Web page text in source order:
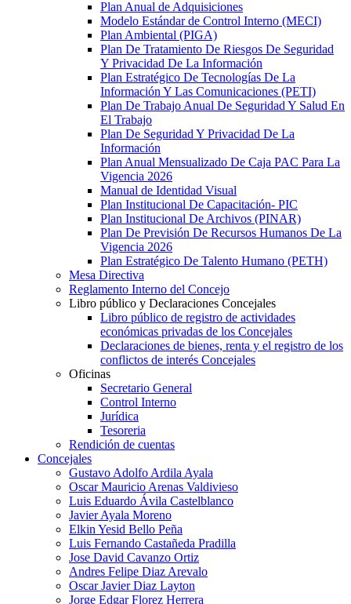
Plan Anual de Adquisiciones
Modelo Estándar de Control Interno (MECI)
Plan Ambiental (PIGA)
Plan De Tratamiento De Riesgos De Seguridad
Y Privacidad De La Información
Plan Estratégico De Tecnologías De La
Información Y Las Comunicaciones (PETI)
Plan De Trabajo Anual De Seguridad Y Salud En
El Trabajo
Plan De Seguridad Y Privacidad De La
Información
Plan Anual Mensualizado De Caja PAC Para La
Vigencia 2026
Manual de Identidad Visual
Plan Institucional De Capacitación- PIC
Plan Institucional De Archivos (PINAR)
Plan De Previsión De Recursos Humanos De La
Vigencia 2026
Plan Estratégico De Talento Humano (PETH)
Mesa Directiva
Reglamento Interno del Concejo
Libro público y Declaraciones Concejales
Libro público de registro de actividades
económicas privadas de los Concejales
Declaraciones de bienes, renta y el registro de los
conflictos de interés Concejales
Oficinas
Secretario General
Control Interno
Jurídica
Tesoreria
Rendición de cuentas
Concejales
Gustavo Adolfo Ardila Ayala
Oscar Mauricio Arenas Valdivieso
Luis Eduardo Ávila Castelblanco
Javier Ayala Moreno
Elkin Yesid Bello Peña
Luis Fernando Castañeda Pradilla
Jose David Cavanzo Ortiz
Andres Felipe Diaz Arevalo
Oscar Javier Diaz Layton
Jorge Edgar Florez Herrera